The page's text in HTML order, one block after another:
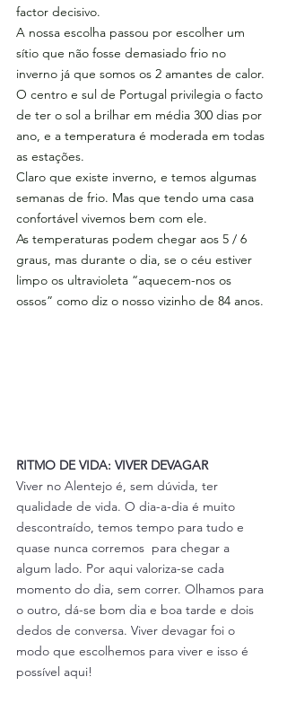
factor decisivo.
A nossa escolha passou por escolher um
sítio que não fosse demasiado frio no
inverno já que somos os 2 amantes de calor.
O centro e sul de Portugal privilegia o facto
de ter o sol a brilhar em média 300 dias por
ano, e a temperatura é moderada em todas
as estações.
Claro que existe inverno, e temos algumas
semanas de frio. Mas que tendo uma casa
confortável vivemos bem com ele.
As temperaturas podem chegar aos 5 / 6
graus, mas durante o dia, se o céu estiver
limpo os ultravioleta “aquecem-nos os
ossos” como diz o nosso vizinho de 84 anos.
RITMO DE VIDA: VIVER DEVAGAR
Viver no Alentejo é, sem dúvida, ter
qualidade de vida. O dia-a-dia é muito
descontraído, temos tempo para tudo e
quase nunca corremos  para chegar a
algum lado. Por aqui valoriza-se cada
momento do dia, sem correr. Olhamos para
o outro, dá-se bom dia e boa tarde e dois
dedos de conversa. Viver devagar foi o
modo que escolhemos para viver e isso é
possível aqui!